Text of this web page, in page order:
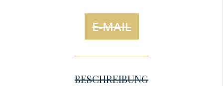
E-MAIL
BESCHREIBUNG